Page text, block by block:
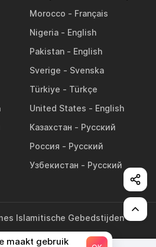
Morocco
Nigeria
Pakistan
Sverige
Türkiye
United States
Казахстан
Россия
Узбекистан
Islamitische Gebedstijden
maakt gebruik